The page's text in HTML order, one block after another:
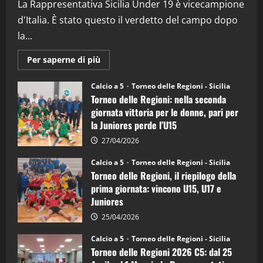
08/04/2026
La Rappresentativa Sicilia Under 19 è vicecampione
d'Italia. È stato questo il verdetto del campo dopo
la...
Per saperne di più
informazioni
Torneo
delle
Regioni
di
calcio
a
5:
la
Juniores
è
vicecampione
d’Italia
Calcio a 5 Torneo delle Regioni - Sicilia
Torneo delle Regioni: nella seconda
giornata vittoria per le donne, pari per
la Juniores perde l’U15
27/04/2026
Calcio a 5 Torneo delle Regioni - Sicilia
Torneo delle Regioni, il riepilogo della
prima giornata: vincono U15, U17 e
Juniores
25/04/2026
Calcio a 5 Torneo delle Regioni - Sicilia
Torneo delle Regioni 2026 C5: dal 25